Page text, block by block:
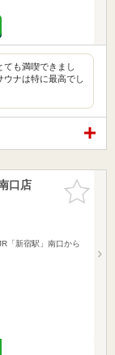
も満喫できまし
ナは特に最高でし
お気に入
りに追加
口店
「新宿駅」南口から